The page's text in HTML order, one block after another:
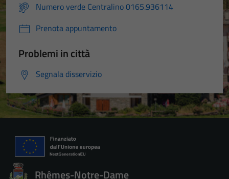
Numero verde Centralino 0165.936114
Prenota appuntamento
Problemi in città
Segnala disservizio
Rhêmes-Notre-Dame